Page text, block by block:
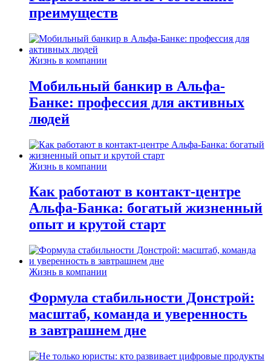
преимуществ
Жизнь в компании
Мобильный банкир в Альфа-
Банке: профессия для активных
людей
Жизнь в компании
Как работают в контакт-центре
Альфа-Банка: богатый жизненный
опыт и крутой старт
Жизнь в компании
Формула стабильности Донстрой:
масштаб, команда и уверенность
в завтрашнем дне